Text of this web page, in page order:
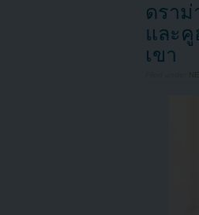
ดรา
และคู
เขา